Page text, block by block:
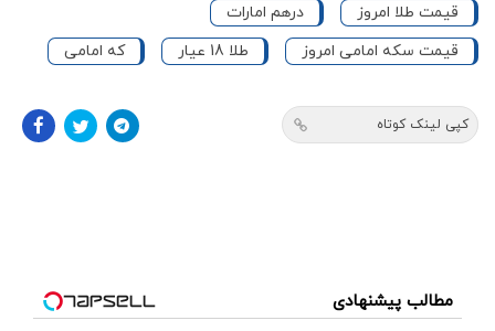
قیمت طلا امروز
درهم امارات
قیمت سکه امامی امروز
طلا 18 عیار که امامی
کپی لینک کوتاه
مطالب پیشنهادی